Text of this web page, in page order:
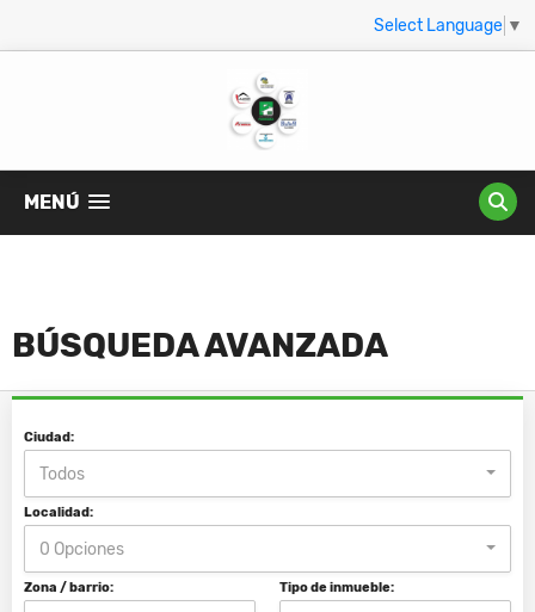
Select Language ▼
MENÚ
BÚSQUEDA AVANZADA
Ciudad:
Todos
Localidad:
0 Opciones
Zona / barrio: Tipo de inmueble: